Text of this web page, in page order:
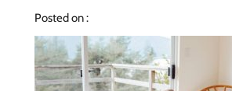
Posted on :